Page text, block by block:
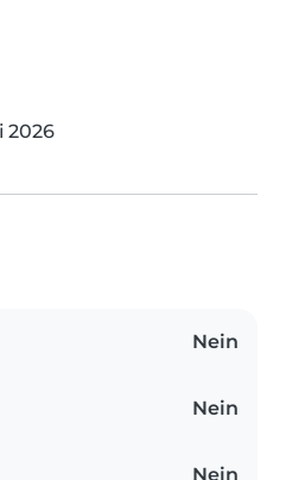
2026
Nein
Nein
Nein